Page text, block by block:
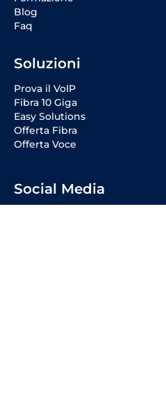
Blog
Faq
Soluzioni
Prova il VoIP
Fibra 10 Giga
Easy Solutions
Offerta Fibra
Offerta Voce
Social Media